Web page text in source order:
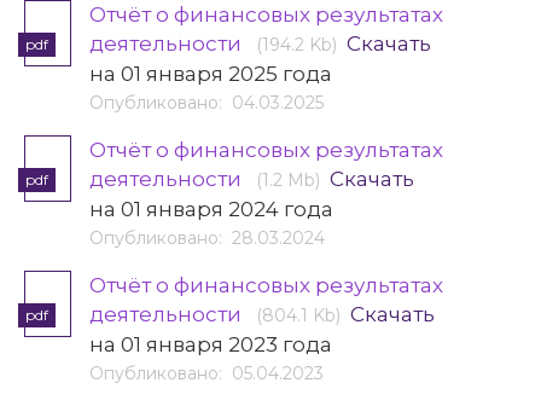
pdf
Отчёт о финансовых результатах
деятельности
(194.2 Kb) Скачать
на 01 января 2025 года
Опубликовано: 04.03.2025
pdf
Отчёт о финансовых результатах
деятельности
(1.2 Mb) Скачать
на 01 января 2024 года
Опубликовано: 28.03.2024
pdf
Отчёт о финансовых результатах
деятельности
(804.1 Kb) Скачать
на 01 января 2023 года
Опубликовано: 05.04.2023